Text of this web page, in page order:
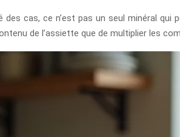
des cas, ce n’est pas un seul minéral qui
de l’assiette que de multiplier les